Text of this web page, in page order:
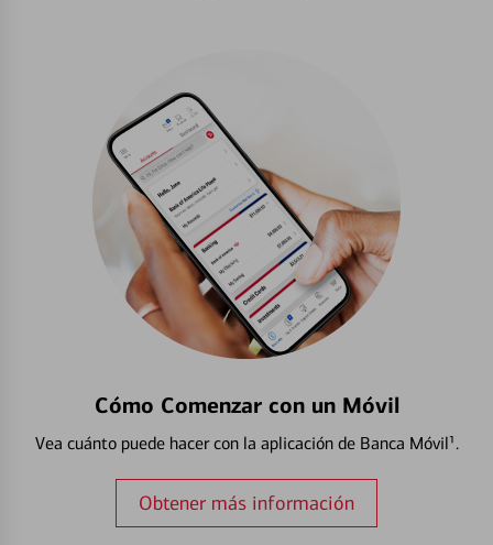
Cómo Comenzar con un Móvil
Vea cuánto puede hacer con la aplicación de Banca Móvil¹.
Obtener más información